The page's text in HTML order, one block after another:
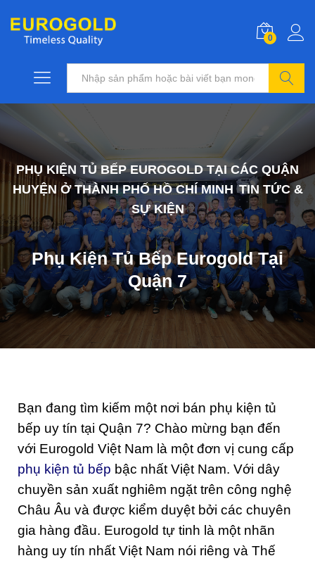
0
PHỤ KIỆN TỦ BẾP EUROGOLD TẠI CÁC QUẬN
HUYỆN Ở THÀNH PHỐ HỒ CHÍ MINH ,TIN TỨC &
SỰ KIỆN
Phụ Kiện Tủ Bếp Eurogold Tại
Quận 7
Bạn đang tìm kiếm một nơi bán phụ kiện tủ
bếp uy tín tại Quận 7? Chào mừng bạn đến
với Eurogold Việt Nam là một đơn vị cung cấp
phụ kiện tủ bếp bậc nhất Việt Nam. Với dây
chuyền sản xuất nghiêm ngặt trên công nghệ
Châu Âu và được kiểm duyệt bởi các chuyên
gia hàng đầu. Eurogold tự tinh là một nhãn
hàng uy tín nhất Việt Nam nói riêng và Thế